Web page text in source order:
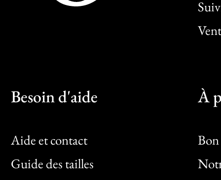
Besoin d'aide
Aide et contact
Guide des tailles
À